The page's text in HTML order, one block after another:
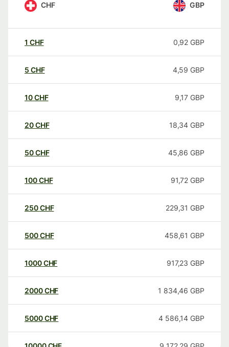
CHF GBP
1 CHF 0,92 GBP
5 CHF 4,59 GBP
10CHF 9,17 GBP
20CHF 18,34 GBP
50CHF 45,86 GBP
100CHF 91,72 GBP
250CHF 229,31 GBP
500CHF 458,61 GBP
1000CHF 917,23 GBP
2000CHF 1 834,46 GBP
5000CHF 4 586,14 GBP